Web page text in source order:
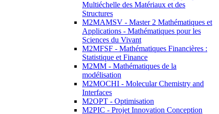
Multiéchelle des Matériaux et des
Structures
M2MAMSV - Master 2 Mathématiques et
Applications - Mathématiques pour les
Sciences du Vivant
M2MFSF - Mathématiques Financières :
Statistique et Finance
M2MM - Mathématiques de la
modélisation
M2MOCHI - Molecular Chemistry and
Interfaces
M2OPT - Optimisation
M2PIC - Projet Innovation Conception